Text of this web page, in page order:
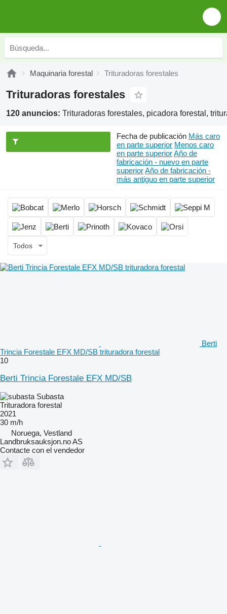
Maquinaria forestal Trituradoras forestales
Trituradoras forestales
120 anuncios: Trituradoras forestales, picadora forestal,
Fecha de publicación Más caro
en parte superior Menos caro
en parte superiorAño de
fabricación - nuevo en parte
superiorAño de fabricación -
más antiguo en parte superior
Todos
Berti
Trincia Forestale EFX MD/SB trituradora forestal
10
Berti Trincia Forestale EFX MD/SB
Subasta
Trituradora forestal
2021
30 m/h
Noruega, Vestland
Landbruksauksjon.no AS
Contacte con el vendedor